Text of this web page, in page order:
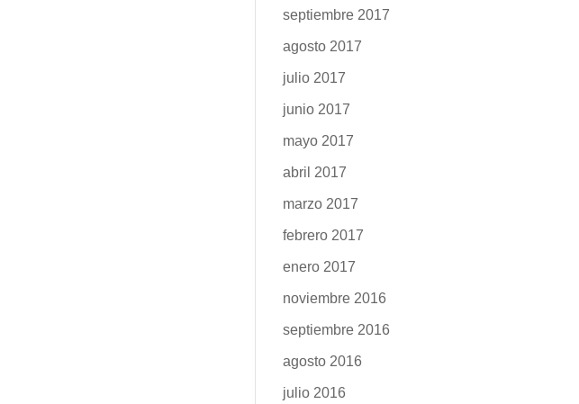
septiembre 2017
agosto 2017
julio 2017
junio 2017
mayo 2017
abril 2017
marzo 2017
febrero 2017
enero 2017
noviembre 2016
septiembre 2016
agosto 2016
julio 2016